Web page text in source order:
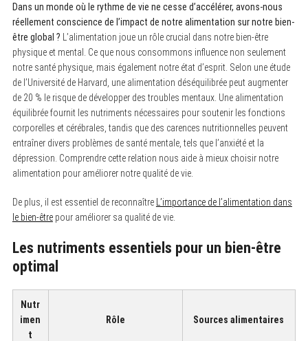
Dans un monde où le rythme de vie ne cesse d’accélérer, avons-nous
réellement conscience de l’impact de notre alimentation sur notre bien-
être global ? L’alimentation joue un rôle crucial dans notre bien-être
physique et mental. Ce que nous consommons influence non seulement
notre santé physique, mais également notre état d’esprit. Selon une étude
de l’Université de Harvard, une alimentation déséquilibrée peut augmenter
de 20 % le risque de développer des troubles mentaux. Une alimentation
équilibrée fournit les nutriments nécessaires pour soutenir les fonctions
corporelles et cérébrales, tandis que des carences nutritionnelles peuvent
entraîner divers problèmes de santé mentale, tels que l’anxiété et la
dépression. Comprendre cette relation nous aide à mieux choisir notre
alimentation pour améliorer notre qualité de vie.
De plus, il est essentiel de reconnaître L’importance de l’alimentation dans
le bien-êtrepour améliorer sa qualité de vie.
Les nutriments essentiels pour un bien-être
optimal
Nutr
imen
t
Rôle Sources alimentaires